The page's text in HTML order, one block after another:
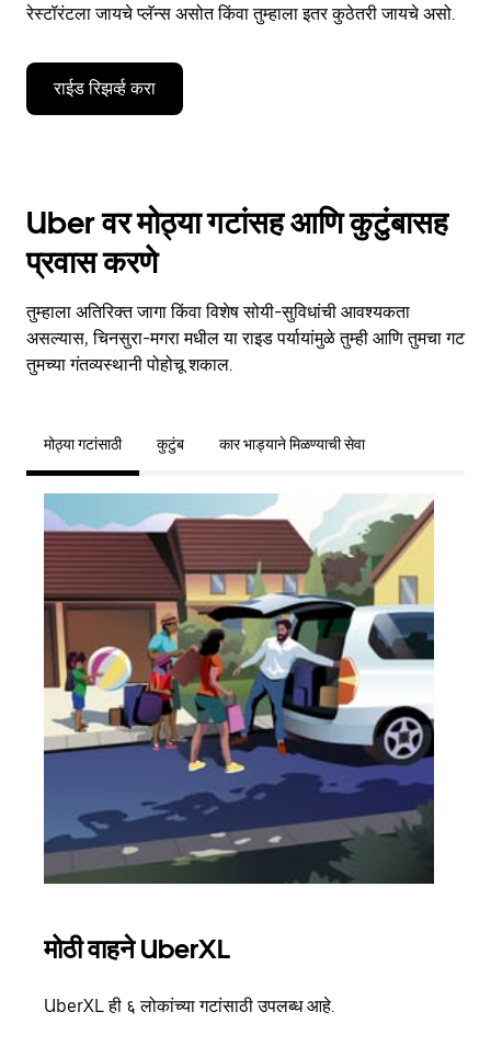
रेस्टॉरंटला जायचे प्लॅन्स असोत किंवा तुम्हाला इतर कुठेतरी जायचे असो.
राईड रिझर्व्ह करा
Uber वर मोठ्या गटांसह आणि कुटुंबासह
प्रवास करणे
तुम्हाला अतिरिक्त जागा किंवा विशेष सोयी-सुविधांची आवश्यकता
असल्यास, चिनसुरा-मगरा मधील या राइड पर्यायांमुळे तुम्ही आणि तुमचा गट
तुमच्या गंतव्यस्थानी पोहोचू शकाल.
मोठ्या गटांसाठी कुटुंब कार भाड्याने मिळण्याची सेवा
मोठी वाहने UberXL
UberXL ही ६ लोकांच्या गटांसाठी उपलब्ध आहे.